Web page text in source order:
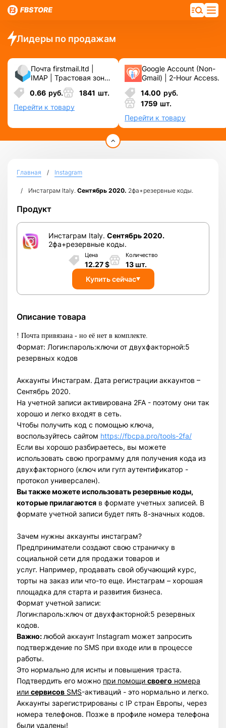
Лидеры по продажам
Почта firstmail.ltd |
IMAP | Трастовая зона
.COM ❗️ Новые, Чистые
❗️ С реальными
логинами | ☑️
Специально для ФБ/
0.66 руб. 1841 шт.
Перейти к товару
Google Account (Non-
Gmail) | 2-Hour Access.
14.00 руб.
1759 шт.
Перейти к товару
Главная Instagram
Инстаграм Italy. Сентябрь 2020. 2фа+резервные коды.
Продукт
Инстаграм Italy. Сентябрь 2020.
2фа+резервные коды.
Цена
12.27 $
Количество
13 шт.
Купить сейчас
Описание товара
! Почта привязана - но её нет в комплекте.
Формат: Логин:пароль:ключи от двухфакторной:5
резервных кодов
Аккаунты Инстаграм. Дата регистрации аккаунтов –
Сентябрь 2020.
На учетной записи активирована 2FA - поэтому они так
хорошо и легко входят в сеть.
Чтобы получить код с помощью ключа,
воспользуйтесь сайтом https://fbcpa.pro/tools-2fa/
Если вы хорошо разбираетесь, вы можете
использовать свою программу для получения кода из
двухфакторного (ключ или гугл аутентификатор -
протокол универсален).
Вы также можете использовать резервные коды,
которые прилагаются в формате учетных записей. В
формате учетной записи будет пять 8-значных кодов.
Зачем нужны аккаунты инстаграм?
Предприниматели создают свою страничку в
социальной сети для продажи товаров и
услуг. Например, продавать свой обучающий курс,
торты на заказ или что-то еще. Инстаграм – хорошая
площадка для старта и развития бизнеса.
Формат учетной записи:
Логин:пароль:ключ от двухфакторной:5 резервных
кодов.
Важно: любой аккаунт Instagram может запросить
подтверждение по SMS при входе или в процессе
работы.
Это нормально для иснты и повышения траста.
Подтвердить его можно при помощи своего номера
или сервисов SMS-активаций - это нормально и легко.
Аккаунты зарегистрированы с IP стран Европы, через
номера телефонов. Позже в профиле номера телефона
были удалены!